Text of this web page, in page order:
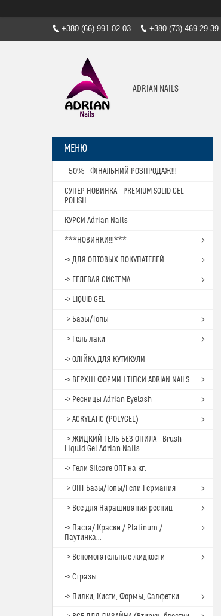
+380 (66) 991-02-03 +380 (73) 469-29-39
ADRIAN NAILS
- 50% - ФІНАЛЬНИЙ РОЗПРОДАЖ!!!
СУПЕР НОВИНКА - PREMIUM SOLID GEL
POLISH
КУРСИ Adrian Nails
***НОВИНКИ!!!***
-> ДЛЯ ОПТОВЫХ ПОКУПАТЕЛЕЙ
-> ГЕЛЕВАЯ СИСТЕМА
-> LIQUID GEL
-> Базы/Топы
-> Гель лаки
-> ОЛІЙКА ДЛЯ КУТИКУЛИ
-> ВЕРХНІ ФОРМИ І ТІПСИ ADRIAN NAILS
-> Ресницы Adrian Eyelash
-> ACRYLATIC (POLYGEL)
-> ЖИДКИЙ ГЕЛЬ БЕЗ ОПИЛА - Brush
Liquid Gel Adrian Nails
-> Гели Silcare ОПТ на кг.
-> ОПТ Базы/Топы/Гели Германия
-> Всё для Наращивания ресниц
-> Паста/ Краски / Platinum /
Паутинка...
-> Вспомогательные жидкости
-> Стразы
-> Пилки, Кисти, Формы, Салфетки